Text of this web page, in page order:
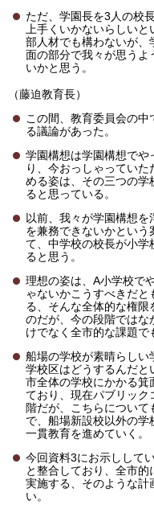
ただ、学園長を3人の校
上手くいかないらしい
部人材でも構わないが、
面の部分で我々が思うよ
いかと思う。
（藤迫教育長）
この間、教育委員会の
る議論があった。
学園構想は学園構想でや
り、今おっしゃってい
める姿は、その三つの学
ると思っている。
以前、我々が学園構想
を兼務できないかという
て、中学校の校長が小学
ると思う。
理想の姿は、A小学校で
ゃないかこうすべきだと
る、そんな全体的な権限
のだが、今の段階では
けでなく全市的な課題で
船場の学校が素晴らしい
学校区はどうするんだと
市全体の学校にかかる箕
ており、現在パブリッ
階だが、こちらについ
で、船場新設校以外の
一貫教育を進めていく。
今回資料3にお示しして
と整合しており、全市
実施する、そのような計
い。